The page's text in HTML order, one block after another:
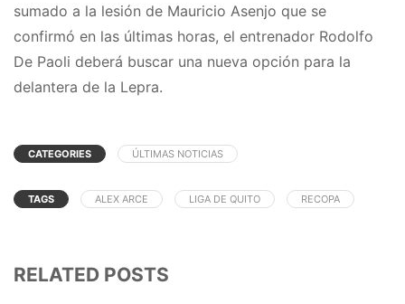
sumado a la lesión de Mauricio Asenjo que se
confirmó en las últimas horas, el entrenador Rodolfo
De Paoli deberá buscar una nueva opción para la
delantera de la Lepra.
CATEGORIES ÚLTIMAS NOTICIAS
TAGS ALEX ARCE LIGA DE QUITO RECOPA
RELATED POSTS